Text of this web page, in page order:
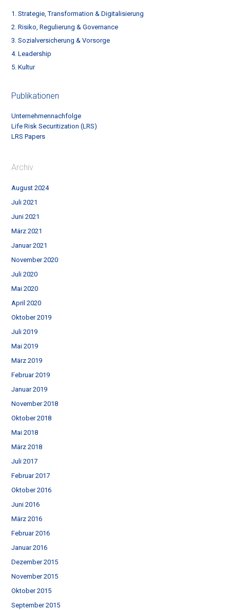
1. Strategie, Transformation & Digitalisierung
2. Risiko, Regulierung & Governance
3. Sozialversicherung & Vorsorge
4. Leadership
5. Kultur
Publikationen
Unternehmennachfolge
Life Risk Securitization (LRS)
LRS Papers
Archiv
August 2024
Juli 2021
Juni 2021
März 2021
Januar 2021
November 2020
Juli 2020
Mai 2020
April 2020
Oktober 2019
Juli 2019
Mai 2019
März 2019
Februar 2019
Januar 2019
November 2018
Oktober 2018
Mai 2018
März 2018
Juli 2017
Februar 2017
Oktober 2016
Juni 2016
März 2016
Februar 2016
Januar 2016
Dezember 2015
November 2015
Oktober 2015
September 2015